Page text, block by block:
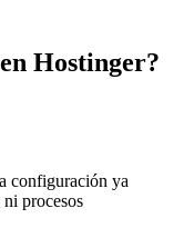
Hostinger?
configuración ya
ni procesos